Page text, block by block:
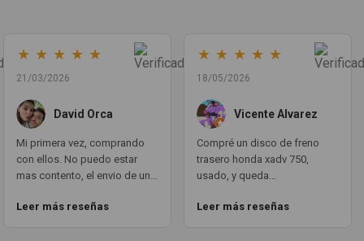
★ ★ ★ ★ ★
21/03/2026
David Orca
Mi primera vez, comprando
con ellos. No puedo estar
mas contento, el envio de un
momento estan atentos a la
Leer más reseñas
★ ★ ★ ★ ★
18/05/2026
Vicente Alvarez
Compré un disco de freno
trasero honda xadv 750,
usado, y queda
funciona como si fuera
Leer más reseñas